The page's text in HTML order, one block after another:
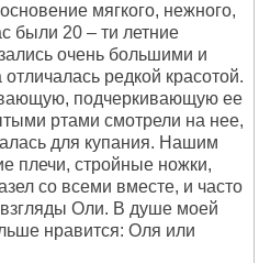
мягкого, нежного,
были 20 – ти летние
очень большими и
редкой красотой.
подчеркивающую ее
ртами смотрели на нее,
для купания. Нашим
плечи, стройные ножки,
со всеми вместе, и часто
Оли. В душе моей
нравится: Оля или